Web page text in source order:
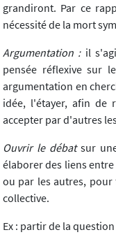
grandiront. Par ce
nécessité de la mort
Argumentation :il
pensée réflexive sur
argumentation en
idée, l'étayer, afin de
accepter par d'autres
Ouvrir le débatsur
élaborer des liens
ou par les autres, pour
collective.
Ex : partir de la